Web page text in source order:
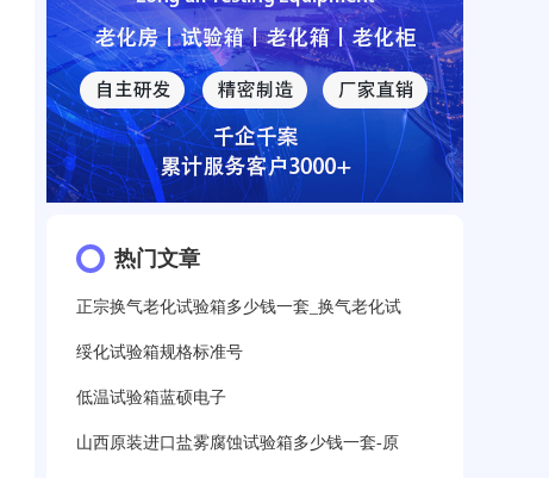
热门文章
正宗换气老化试验箱多少钱一套_换气老化试
绥化试验箱规格标准号
低温试验箱蓝硕电子
山西原装进口盐雾腐蚀试验箱多少钱一套-原